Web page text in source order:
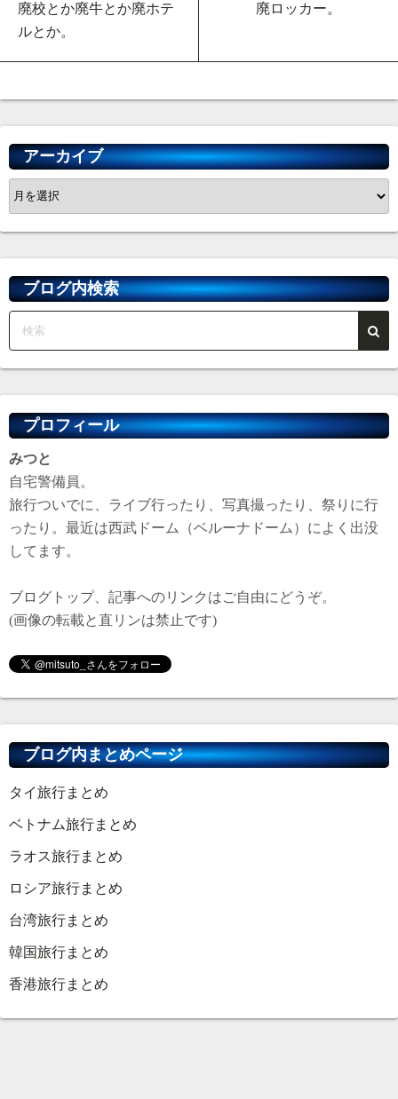
廃校とか廃牛とか廃ホテ
ルとか。
廃ロッカー。
アーカイブ
ア
ー
カ
イ
ブブログ内検索
プロフィール
みつと
自宅警備員。
旅行ついでに、ライブ行ったり、写真撮ったり、祭りに行
ったり。最近は西武ドーム（ベルーナドーム）によく出没
してます。
ブログトップ、記事へのリンクはご自由にどうぞ。
(画像の転載と直リンは禁止です)
ブログ内まとめページ
タイ旅行まとめ
ベトナム旅行まとめ
ラオス旅行まとめ
ロシア旅行まとめ
台湾旅行まとめ
韓国旅行まとめ
香港旅行まとめ